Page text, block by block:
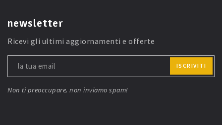
newsletter
Ricevi gli ultimi aggiornamenti e offerte
ISCRIVITI
Non ti preoccupare, non inviamo spam!